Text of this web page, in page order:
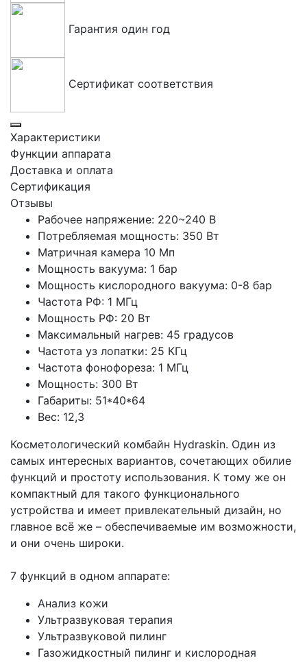
Гарантия один год
Сертификат соответствия
Характеристики
Функции аппарата
Доставка и оплата
Сертификация
Отзывы
Рабочее напряжение: 220~240 В
Потребляемая мощность: 350 Вт
Матричная камера 10 Мп
Мощность вакуума: 1 бар
Мощность кислородного вакуума: 0-8 бар
Частота РФ: 1 МГц
Мощность РФ: 20 Вт
Максимальный нагрев: 45 градусов
Частота уз лопатки: 25 КГц
Частота фонофореза: 1 МГц
Мощность: 300 Вт
Габариты: 51*40*64
Вес: 12,3
Косметологический комбайн Hydraskin. Один из
самых интересных вариантов, сочетающих обилие
функций и простоту использования. К тому же он
компактный для такого функционального
устройства и имеет привлекательный дизайн, но
главное всё же – обеспечиваемые им возможности,
и они очень широки.
7 функций в одном аппарате:
Анализ кожи
Ультразвуковая терапия
Ультразвуковой пилинг
Газожидкостный пилинг и кислородная